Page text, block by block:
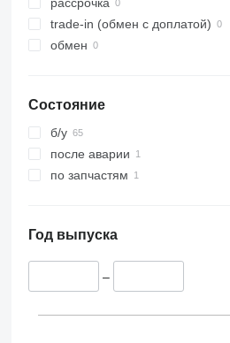
329
330
345
349
350
365
395
426
JZ
NXT
VMT
Vibromax
рассрочка
trade-in (обмен с доплатой)
обмен
Состояние
б/у
после аварии
по запчастям
Год выпуска
–